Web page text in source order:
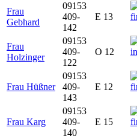
Frau
Gebhard
09153
409-
142
E 13
Frau
Holzinger
09153
409-
122
O 12
Frau Hüßner
09153
409-
143
E 12
Frau Karg
09153
409-
140
E 15